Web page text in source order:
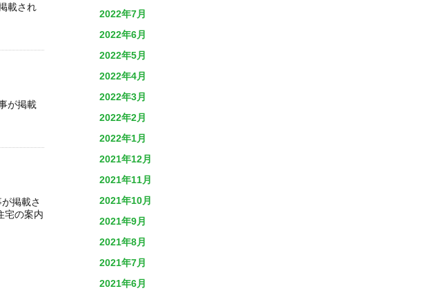
載され
が掲載
掲載さ
宅の案内
2022年7月
2022年6月
2022年5月
2022年4月
2022年3月
2022年2月
2022年1月
2021年12月
2021年11月
2021年10月
2021年9月
2021年8月
2021年7月
2021年6月